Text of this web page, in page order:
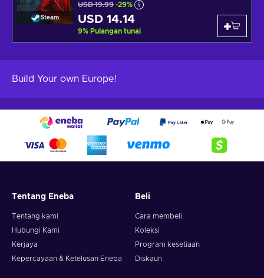
Steam
USD 19.99 -29%
USD 14.14
9% Pulangan tunai
Build Your own Europe!
Tentang Eneba
Tentang kami
Hubungi Kami
Kerjaya
Kepercayaan & Ketelusan Eneba
Beli
Cara membeli
Koleksi
Program kesetiaan
Diskaun